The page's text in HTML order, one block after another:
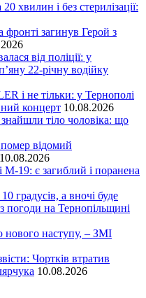
хвилин і без стерилізації:
загинув Герой з
від поліції: у
22-річну водійку
і не тільки: у Тернополі
концерт 10.08.2026
тіло чоловіка: що
відомий
10.08.2026
М-19: є загиблий і поранена
градусів, а вночі буде
погоди на Тернопільщині
нового наступу, – ЗМІ
Чортків втратив
10.08.2026